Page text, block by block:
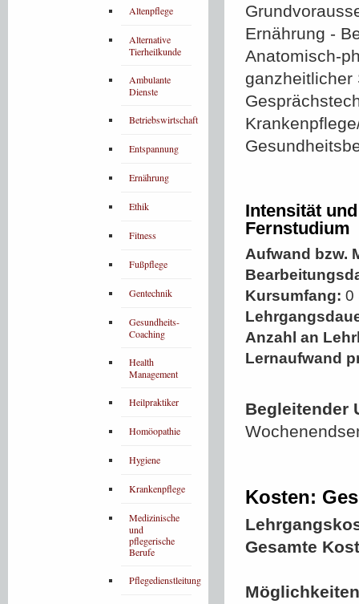
Ernährung -
Anatomisch-
ganzheitlicher
Intensität
Fernstudium
Aufwand bzw.
Kursumfang: 0
Anzahl an
Lernaufwand
Begleitender
Kosten:
Gesamte
Altenpflege
Alternative
Tierheilkunde
Ambulante
Dienste
Betriebswirtschaft
Entspannung
Ernährung
Ethik
Fitness
Fußpflege
Gentechnik
Gesundheits-
Coaching
Health
Management
Heilpraktiker
Homöopathie
Hygiene
Krankenpflege
Medizinische
und
pflegerische
Berufe
Pflegedienstleitung